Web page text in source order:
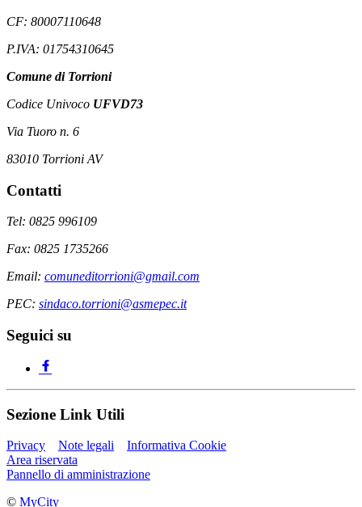
CF: 80007110648
P.IVA: 01754310645
Comune di Torrioni
Codice Univoco UFVD73
Via Tuoro n. 6
83010 Torrioni AV
Contatti
Tel: 0825 996109
Fax: 0825 1735266
Email: comuneditorrioni@gmail.com
PEC: sindaco.torrioni@asmepec.it
Seguici su
Sezione Link Utili
Privacy Note legali
Informativa Cookie
Area riservata
Pannello di amministrazione
© MyCity